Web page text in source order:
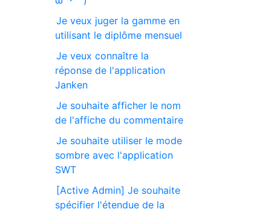
Je veux juger la gamme en
utilisant le diplôme mensuel
Je veux connaître la
réponse de l'application
Janken
Je souhaite afficher le nom
de l'affiche du commentaire
Je souhaite utiliser le mode
sombre avec l'application
SWT
[Active Admin] Je souhaite
spécifier l'étendue de la